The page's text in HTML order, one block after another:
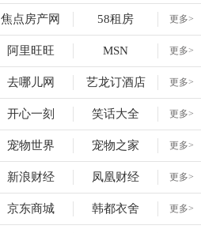
焦点房产网 58租房 更多>
阿里旺旺 MSN 更多>
去哪儿网 艺龙订酒店 更多>
开心一刻 笑话大全 更多>
宠物世界 宠物之家 更多>
新浪财经 凤凰财经 更多>
京东商城 韩都衣舍 更多>